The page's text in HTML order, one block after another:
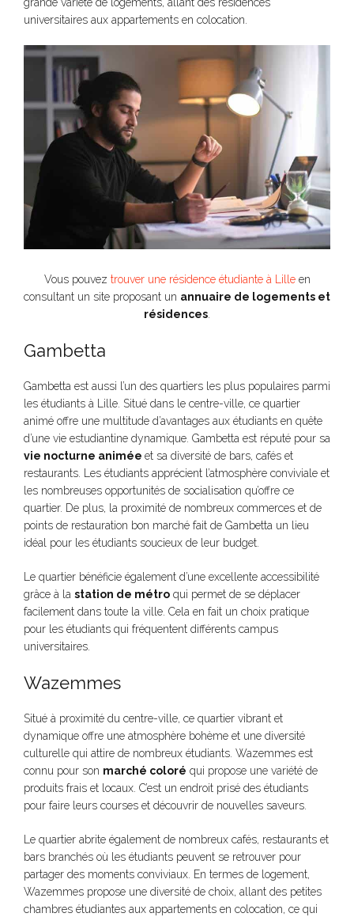
universitaires aux appartements en colocation.
Vous pouvez trouver une résidence étudiante à Lilleen
consultant un site proposant un annuaire de logements et
résidences
Gambetta
Gambetta est aussi l’un des quartiers les plus populaires parmi
les étudiants à Lille. Situé dans le centre-ville, ce quartier
animé offre une multitude d’avantages aux étudiants en quête
d’une vie estudiantine dynamique. Gambetta est réputé pour sa
vie nocturne animée et sa diversité de bars, cafés et
restaurants. Les étudiants apprécient l’atmosphère conviviale et
les nombreuses opportunités de socialisation qu’offre ce
quartier. De plus, la proximité de nombreux commerces et de
points de restauration bon marché fait de Gambetta un lieu
idéal pour les étudiants soucieux de leur budget.
Le quartier bénéficie également d’une excellente accessibilité
grâce à la station de métro qui permet de se déplacer
facilement dans toute la ville. Cela en fait un choix pratique
pour les étudiants qui fréquentent différents campus
universitaires.
Wazemmes
Situé à proximité du centre-ville, ce quartier vibrant et
dynamique offre une atmosphère bohème et une diversité
culturelle qui attire de nombreux étudiants. Wazemmes est
connu pour son marché coloré qui propose une variété de
produits frais et locaux. C’est un endroit prisé des étudiants
pour faire leurs courses et découvrir de nouvelles saveurs.
Le quartier abrite également de nombreux cafés, restaurants et
bars branchés où les étudiants peuvent se retrouver pour
partager des moments conviviaux. En termes de logement,
Wazemmes propose une diversité de choix, allant des petites
chambres étudiantes aux appartements en colocation, ce qui